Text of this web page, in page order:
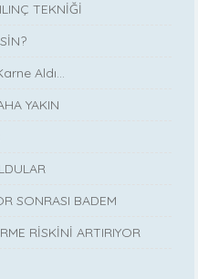
TEKNİĞİ
Aldı…
YAKIN
SONRASI BADEM
RİSKİNİ ARTIRIYOR